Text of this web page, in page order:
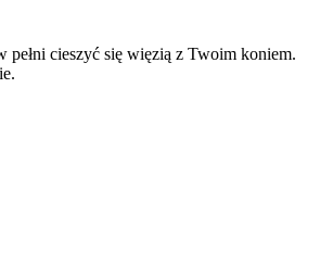
cieszyć się więzią z Twoim koniem.